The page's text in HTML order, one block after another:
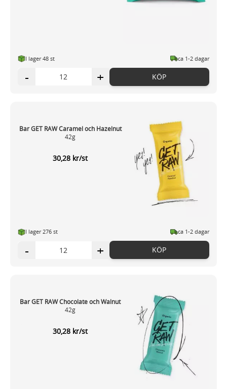
I lager 48 st ca 1-2 dagar
- + KÖP
Bar GET RAW Caramel och Hazelnut
42g
30,28 kr/st
I lager 276 st ca 1-2 dagar
- + KÖP
Bar GET RAW Chocolate och Walnut
42g
30,28 kr/st